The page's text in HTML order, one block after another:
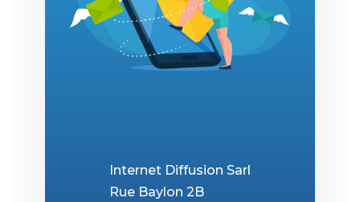
Internet Diffusion Sarl
Rue Baylon 2B